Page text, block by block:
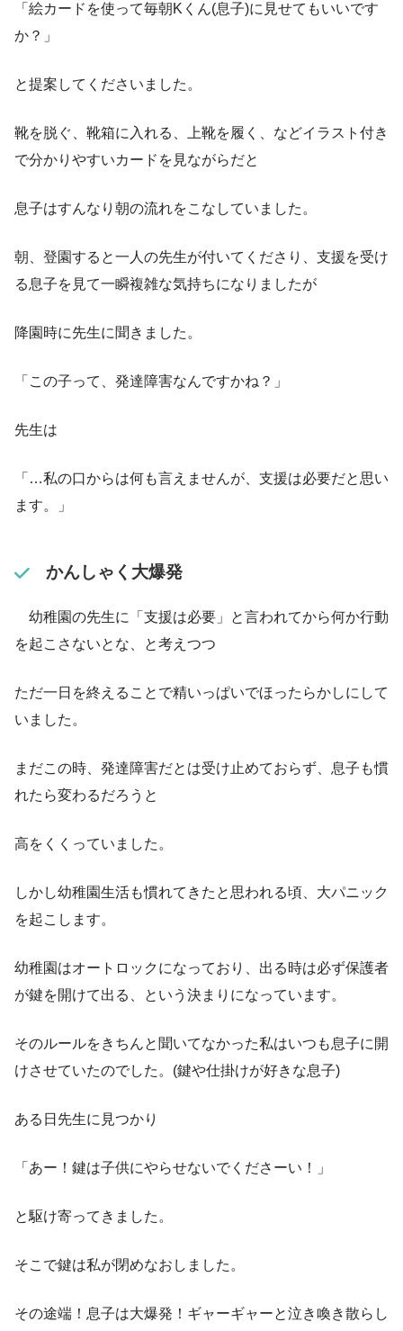
「絵カードを使って毎朝Kくん(息子)に見せてもいいです
か？」
と提案してくださいました。
靴を脱ぐ、靴箱に入れる、上靴を履く、などイラスト付き
で分かりやすいカードを見ながらだと
息子はすんなり朝の流れをこなしていました。
朝、登園すると一人の先生が付いてくださり、支援を受け
る息子を見て一瞬複雑な気持ちになりましたが
降園時に先生に聞きました。
「この子って、発達障害なんですかね？」
先生は
「…私の口からは何も言えませんが、支援は必要だと思い
ます。」
かんしゃく大爆発
幼稚園の先生に「支援は必要」と言われてから何か行動
を起こさないとな、と考えつつ
ただ一日を終えることで精いっぱいでほったらかしにして
いました。
まだこの時、発達障害だとは受け止めておらず、息子も慣
れたら変わるだろうと
高をくくっていました。
しかし幼稚園生活も慣れてきたと思われる頃、大パニック
を起こします。
幼稚園はオートロックになっており、出る時は必ず保護者
が鍵を開けて出る、という決まりになっています。
そのルールをきちんと聞いてなかった私はいつも息子に開
けさせていたのでした。(鍵や仕掛けが好きな息子)
ある日先生に見つかり
「あー！鍵は子供にやらせないでくださーい！」
と駆け寄ってきました。
そこで鍵は私が閉めなおしました。
その途端！息子は大爆発！ギャーギャーと泣き喚き散らし